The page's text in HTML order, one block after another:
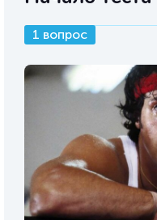
1 вопрос